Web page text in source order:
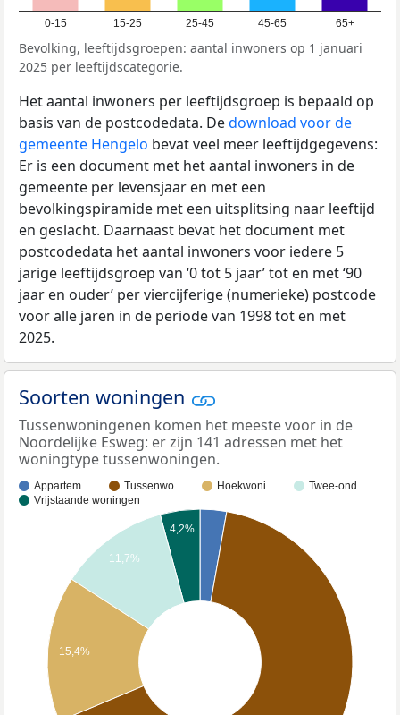
0-15 15-25 25-45 45-65 65+
Bevolking, leeftijdsgroepen: aantal inwoners op 1 januari
2025 per leeftijdscategorie.
Het aantal inwoners per leeftijdsgroep is bepaald op
basis van de postcodedata. Dedownload voor de
gemeente Hengelo bevat veel meer leeftijdgegevens:
Er is een document met het aantal inwoners in de
gemeente per levensjaar en met een
bevolkingspiramide met een uitsplitsing naar leeftijd
en geslacht. Daarnaast bevat het document met
postcodedata het aantal inwoners voor iedere 5
jarige leeftijdsgroep van ‘0 tot 5 jaar’ tot en met ‘90
jaar en ouder’ per viercijferige (numerieke) postcode
voor alle jaren in de periode van 1998 tot en met
2025.
Soorten woningen
Tussenwoningenen komen het meeste voor in de
Noordelijke Esweg: er zijn 141 adressen met het
woningtype tussenwoningen.
Appartem… Tussenwo… Hoekwoni…
Twee-ond…
Vrijstaande woningen
4,2%
11,7%
15,4%